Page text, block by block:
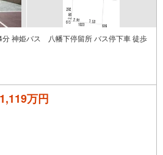
分 神姫バス 八幡下停留所 バス停下車 徒歩
1,119万円